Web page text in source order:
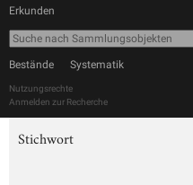
Erkunden
Bestände Systematik
Nutzungsrechte
Anmelden zur Recherche
Stichwort